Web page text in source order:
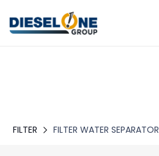
FILTER FILTER WATER SEPARATOR